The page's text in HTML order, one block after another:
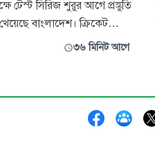
টেস্ট সিরিজ শুরুর আগে প্রস্তুতি
বাংলাদেশ। ক্রিকেট
বিপক্ষে ডারউইনে তিন
৩৬ মিনিট আগে